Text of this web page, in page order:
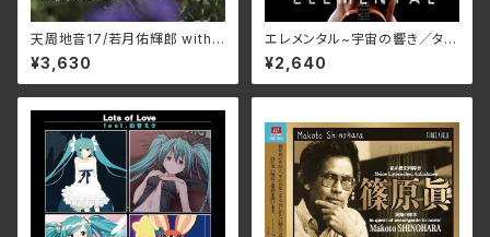
天周地音17/若月佑輝郎 with
Garjue TXTH-0043(仕様:
CD)
¥3,630
エレメンタル~宇宙の響き／タイ
マネ
¥2,640